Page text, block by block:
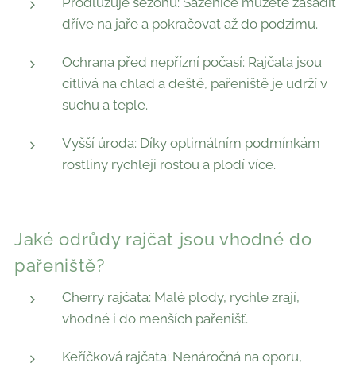
dříve na jaře a pokračovat až do podzimu.
Ochrana před nepřízní počasí: Rajčata jsou
citlivá na chlad a deště, pařeniště je udrží v
suchu a teple.
Vyšší úroda: Díky optimálním podmínkám
rostliny rychleji rostou a plodí více.
Jaké odrůdy rajčat jsou vhodné do
pařeniště?
Cherry rajčata: Malé plody, rychle zrají,
vhodné i do menších pařenišť.
Keříčková rajčata: Nenáročná na oporu,